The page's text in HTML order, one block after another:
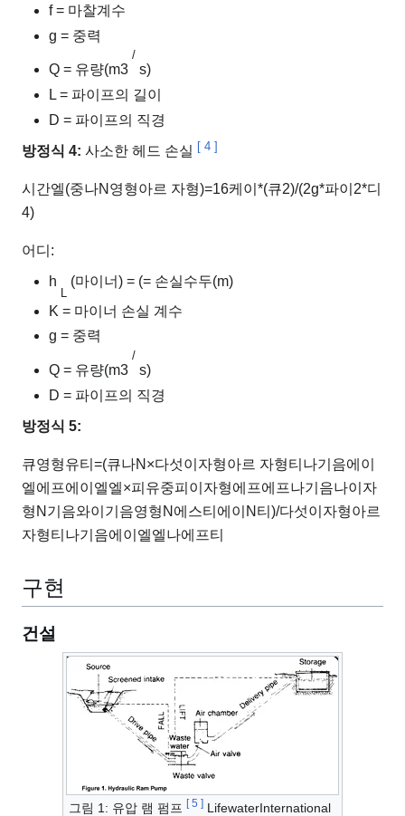
f = 마찰계수
g = 중력
Q = 유량(m3
/
s)
L = 파이프의 길이
D = 파이프의 직경
방정식 4: 사소한 헤드 손실 [ 4 ]
시간엘(중나N 영형아르 자형)=16케이 *(큐2)/(2g*파이 2*디
4)
어디:
h
L
(마이너) = (= 손실수두(m)
K = 마이너 손실 계수
g = 중력
Q = 유량(m3
/
s)
D = 파이프의 직경
방정식 5:
큐영형유티 =(큐나N ×다섯이자형아르 자형티 나기음에이
엘에프에이 엘엘×피 유중피 이자형에프에프나기음나이자
형 N 기음와이 기음영형 N 에스티 에이 N 티 )/다섯이자형아르
자형티 나기음에이 엘엘나에프티
구현
건설
그림 1: 유압 램 펌프 [5 ] LifewaterInternational